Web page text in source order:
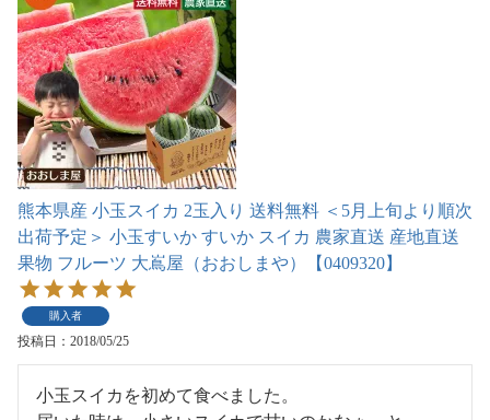
熊本県産 小玉スイカ 2玉入り 送料無料 ＜5月上旬より順次
出荷予定＞ 小玉すいか すいか スイカ 農家直送 産地直送
果物 フルーツ 大嶌屋（おおしまや）【0409320】
購入者
投稿日 2018/05/25
小玉スイカを初めて食べました。